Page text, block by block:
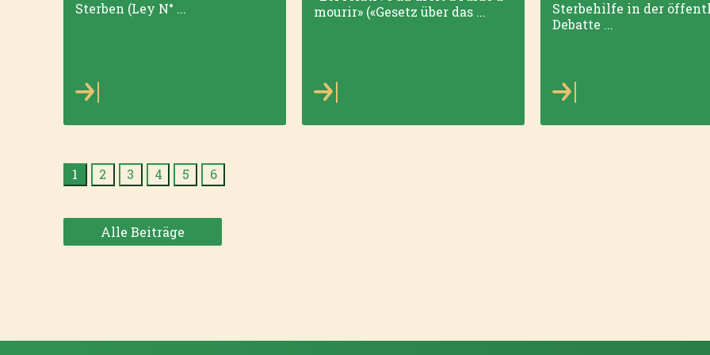
Sterben (Ley N° ...
mourir» («Gesetz über das ...
Sterbehilfe in der
Debatte ...
1 2 3 4 5 6
Alle Beiträge